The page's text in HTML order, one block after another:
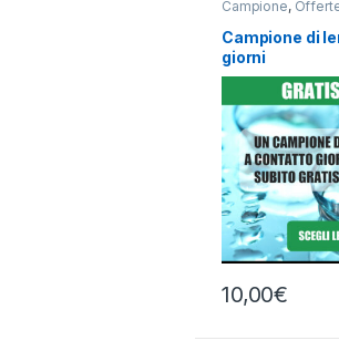
Campione,
Campione di
giorni
10,00€